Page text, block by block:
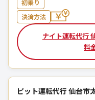
初乗り
決済方法
ナイト運転代行
料
ピット運転代行 仙台市